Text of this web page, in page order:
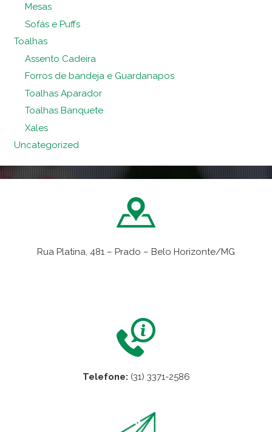
Mesas
Sofás e Puffs
Toalhas
Assento Cadeira
Forros de bandeja e Guardanapos
Toalhas Aparador
Toalhas Banquete
Xales
Uncategorized
Rua Platina, 481 – Prado – Belo Horizonte/MG
Telefone: (31) 3371-2586